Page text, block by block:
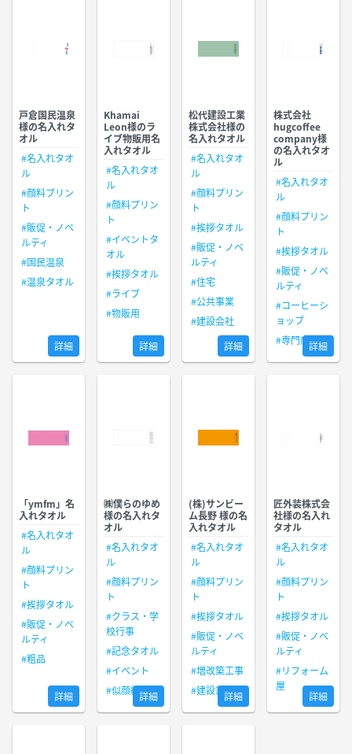
戸倉国民温泉
様の名入れタ
オル
#名入れタオ
ル
#顔料プリン
ト
#販促・ノベ
ルティ
#国民温泉
#温泉タオル
詳細
Khamai
Leon様のラ
イブ物販用名
入れタオル
#名入れタオ
ル
#顔料プリン
ト
#イベントタ
オル
#挨拶タオル
#ライブ
#物販用
詳細
松代建設工業
株式会社様の
名入れタオル
#名入れタオ
ル
#顔料プリン
ト
#挨拶タオル
#販促・ノベ
ルティ
#住宅
#公共事業
#建設会社
詳細
株式会社
hugcoffee
company様
の名入れタオ
ル
#名入れタオ
ル
#顔料プリン
ト
#挨拶タオル
#販促・ノベ
ルティ
#コーヒーシ
ョップ
#専門店詳細
「ymfm」名
入れタオル
#名入れタオ
ル
#顔料プリン
ト
#挨拶タオル
#販促・ノベ
ルティ
#粗品
詳細
㈱僕らのゆめ
様の名入れタ
オル
#名入れタオ
ル
#顔料プリン
ト
#クラス・学
校行事
#記念タオル
#イベント
#似顔絵詳細
(株)サンビー
ム長野 様の名
入れタオル
#名入れタオ
ル
#顔料プリン
ト
#挨拶タオル
#販促・ノベ
ルティ
#増改築工事
#建設業詳細
匠外装株式会
社様の名入れ
タオル
#名入れタオ
ル
#顔料プリン
ト
#挨拶タオル
#販促・ノベ
ルティ
#リフォーム
屋
詳細